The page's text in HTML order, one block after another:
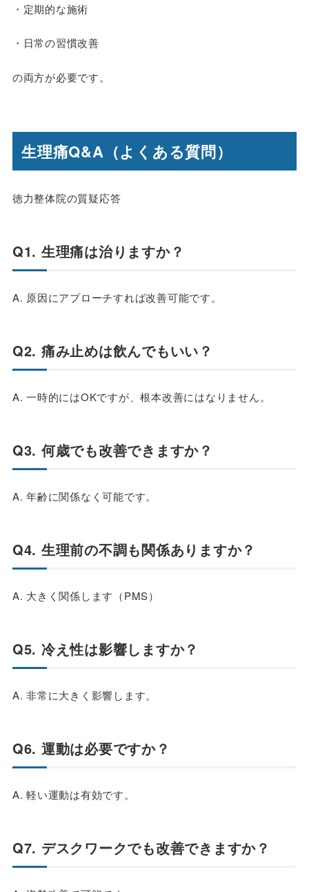
・定期的な施術
・日常の習慣改善
の両方が必要です。
生理痛Q&A（よくある質問）
徳力整体院の質疑応答
Q1. 生理痛は治りますか？
A. 原因にアプローチすれば改善可能です。
Q2. 痛み止めは飲んでもいい？
A. 一時的にはOKですが、根本改善にはなりません。
Q3. 何歳でも改善できますか？
A. 年齢に関係なく可能です。
Q4. 生理前の不調も関係ありますか？
A. 大きく関係します（PMS）
Q5. 冷え性は影響しますか？
A. 非常に大きく影響します。
Q6. 運動は必要ですか？
A. 軽い運動は有効です。
Q7. デスクワークでも改善できますか？